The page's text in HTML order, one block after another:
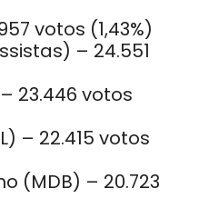
votos (1,43%)
– 24.551
23.446 votos
– 22.415 votos
(MDB) – 20.723